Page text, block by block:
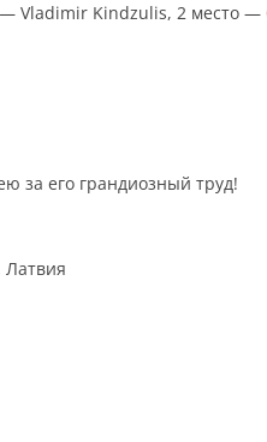
Vladimir Kindzulis, 2 место —
за его грандиозный труд!
Латвия